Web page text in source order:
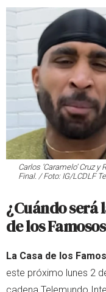
Carlos ‘Caramelo’ Cruz
Final. / Foto: IG/LCDLF
¿Cuándo será
de los
La Casa de los
este próximo lunes 2